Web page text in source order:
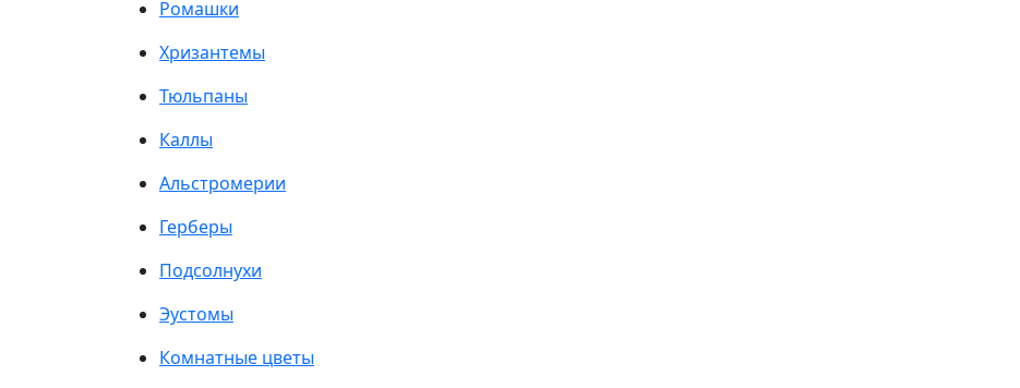
Ромашки
Хризантемы
Тюльпаны
Каллы
Альстромерии
Герберы
Подсолнухи
Эустомы
Комнатные цветы